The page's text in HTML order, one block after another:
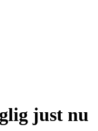
just nu